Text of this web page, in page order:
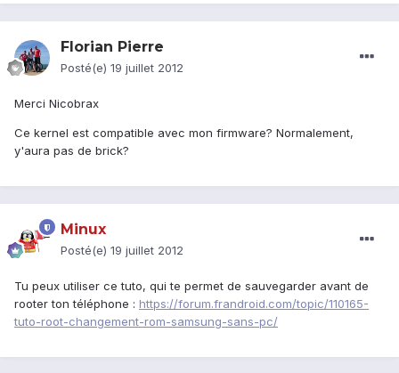
Florian Pierre
Posté(e) 19 juillet 2012
Merci Nicobrax
Ce kernel est compatible avec mon firmware? Normalement,
y'aura pas de brick?
Minux
Posté(e) 19 juillet 2012
Tu peux utiliser ce tuto, qui te permet de sauvegarder avant de
rooter ton téléphone : https://forum.frandroid.com/topic/110165-
tuto-root-changement-rom-samsung-sans-pc/